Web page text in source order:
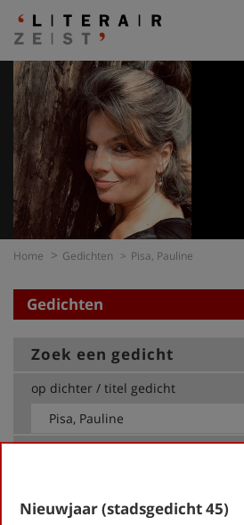
Home Gedichten Pisa, Pauline
Gedichten
Zoek een gedicht
op dichter / titel gedicht
Nieuwjaar (stadsgedicht 45)